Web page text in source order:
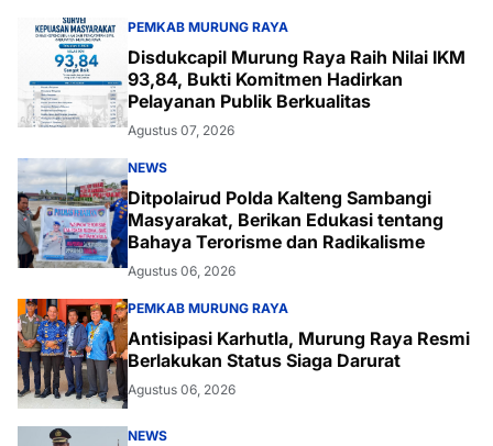
PEMKAB MURUNG RAYA
Disdukcapil Murung Raya Raih Nilai IKM
93,84, Bukti Komitmen Hadirkan
Pelayanan Publik Berkualitas
Agustus 07, 2026
NEWS
Ditpolairud Polda Kalteng Sambangi
Masyarakat, Berikan Edukasi tentang
Bahaya Terorisme dan Radikalisme
Agustus 06, 2026
PEMKAB MURUNG RAYA
Antisipasi Karhutla, Murung Raya Resmi
Berlakukan Status Siaga Darurat
Agustus 06, 2026
NEWS